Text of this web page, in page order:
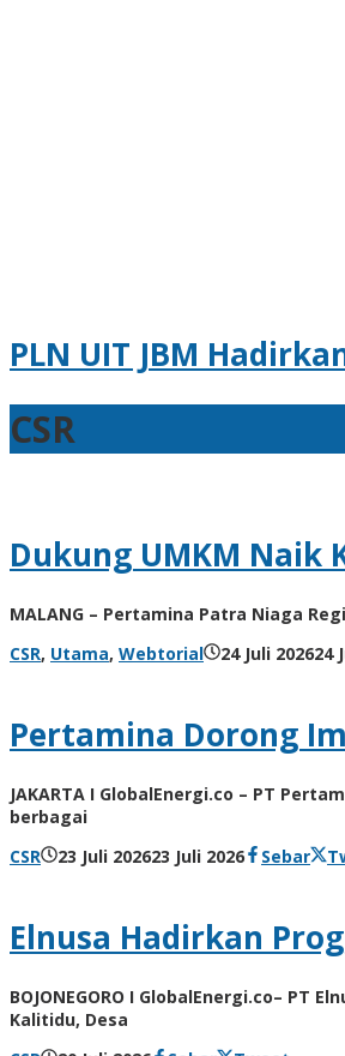
PLN UIT JBM
CSR
24
Agung
Kusdyanto
Sebar
CSR
Dukung UMKM Naik
MALANG – Pertamina Patra Niaga
CSR, Utama, Webtorial 24 Juli 202624
Pertamina Dorong
JAKARTA I GlobalEnergi.co – PT
berbagai
CSR
23 Juli 202623 Juli 2026olehSebar
Elnusa Hadirkan
BOJONEGORO I GlobalEnergi.co–
Kalitidu, Desa